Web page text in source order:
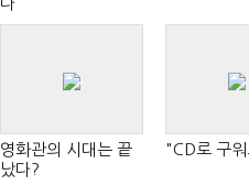
영화관의 시대는 끝
났다?
"CD로 구